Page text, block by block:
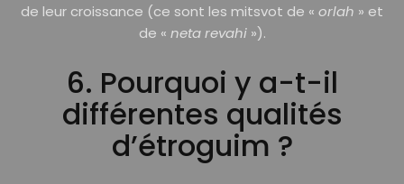
de leur croissance (ce sont les mitsvot de « orlah » et
de « neta revahi»).
6. Pourquoi y a-t-il
différentes qualités
d’étroguim ?